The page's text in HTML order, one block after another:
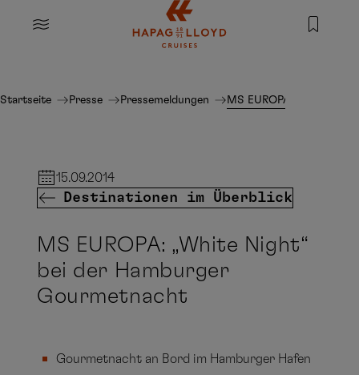
Springe zum Hauptinhalt
MENU
Startseite Presse Pressemeldungen MS EUROPA: „White
15.09.2014
Destinationen im Überblick
MS EUROPA: „White Night“
bei der Hamburger
Gourmetnacht
Gourmetnacht an Bord im Hamburger Hafen